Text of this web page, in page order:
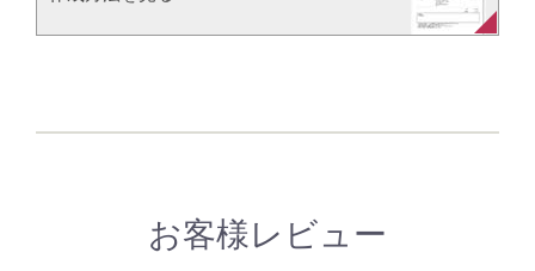
お客様レビュー